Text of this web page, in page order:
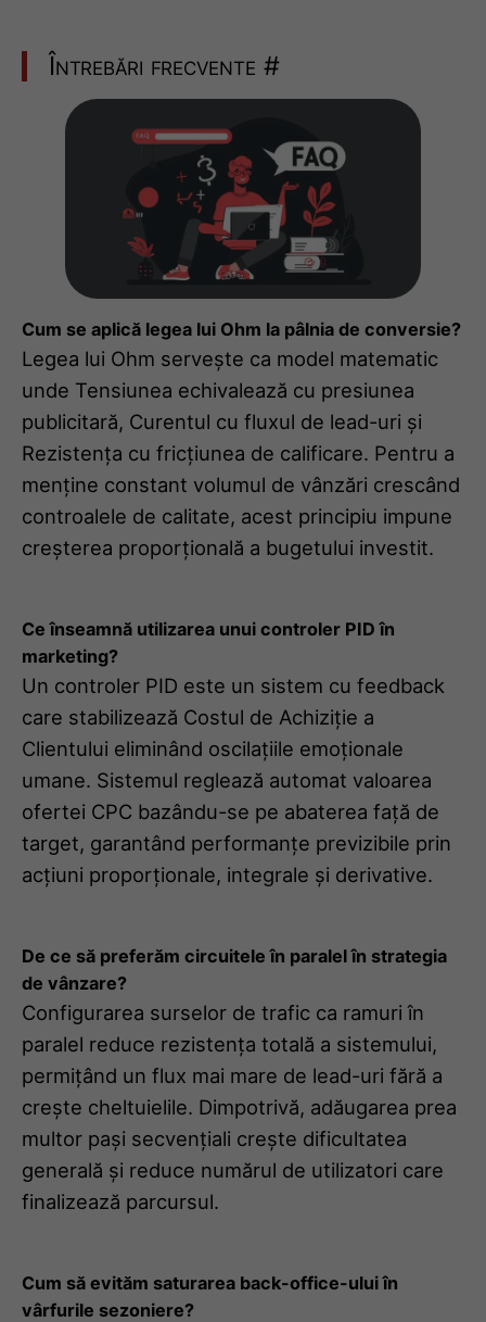
Întrebări frecvente #
Cum se aplică legea lui Ohm la pâlnia de conversie?
Legea lui Ohm servește ca model matematic
unde Tensiunea echivalează cu presiunea
publicitară, Curentul cu fluxul de lead-uri și
Rezistența cu fricțiunea de calificare. Pentru a
menține constant volumul de vânzări crescând
controalele de calitate, acest principiu impune
creșterea proporțională a bugetului investit.
Ce înseamnă utilizarea unui controler PID în
marketing?
Un controler PID este un sistem cu feedback
care stabilizează Costul de Achiziție a
Clientului eliminând oscilațiile emoționale
umane. Sistemul reglează automat valoarea
ofertei CPC bazându-se pe abaterea față de
target, garantând performanțe previzibile prin
acțiuni proporționale, integrale și derivative.
De ce să preferăm circuitele în paralel în strategia
de vânzare?
Configurarea surselor de trafic ca ramuri în
paralel reduce rezistența totală a sistemului,
permițând un flux mai mare de lead-uri fără a
crește cheltuielile. Dimpotrivă, adăugarea prea
multor pași secvențiali crește dificultatea
generală și reduce numărul de utilizatori care
finalizează parcursul.
Cum să evităm saturarea back-office-ului în
vârfurile sezoniere?